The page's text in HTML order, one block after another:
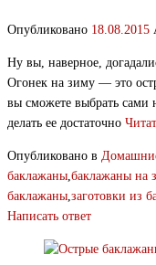
Опубликовано 18.08.2015
Ну вы, наверное,
Огонек на зиму — это
вы сможете выбрать сами
делать ее достаточно
Опубликовано в
баклажаны баклажаны на
баклажаны заготовки из
Написать ответ